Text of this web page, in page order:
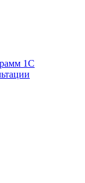
1С